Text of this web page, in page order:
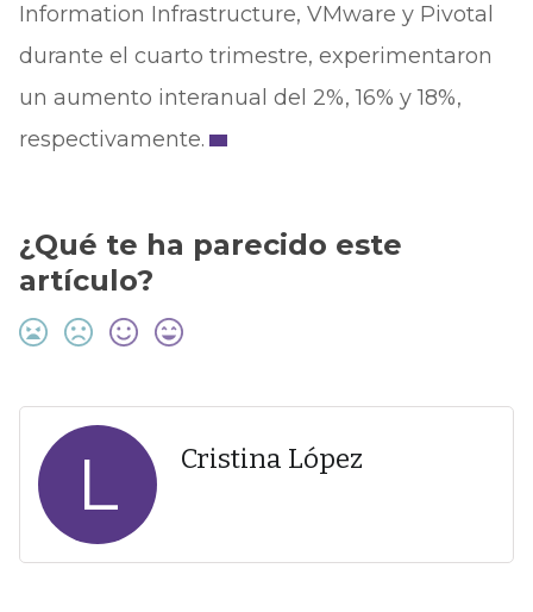
Information Infrastructure, VMware y Pivotal
durante el cuarto trimestre, experimentaron
un aumento interanual del 2%, 16% y 18%,
respectivamente.
¿Qué te ha parecido este
artículo?
L Cristina López